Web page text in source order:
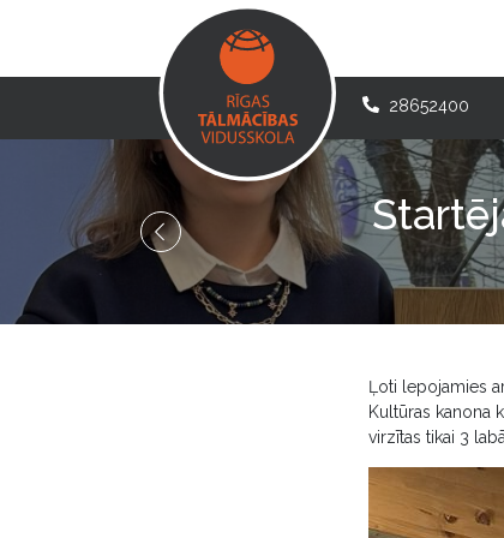
28652400
Ļoti lepojamies
Kultūras kanona
virzītas tikai 3